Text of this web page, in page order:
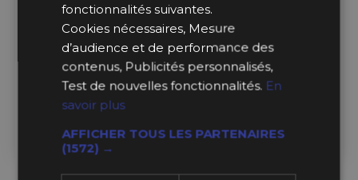
Sur Commande
ST Suspension
Combinés Filetés ST X
pour VW Cross Touran (05-
14)
à partir de 885,99 €
ST Suspension
Combinés Filetés ST XA
fonctionnalités suivantes.
Cookies nécessaires, Mesure
d’audience et de performance des
contenus, Publicités personnalisés,
Test de nouvelles fonctionnalités. En
savoir plus
AFFICHER TOUS LES PARTENAIRES
(1572) →